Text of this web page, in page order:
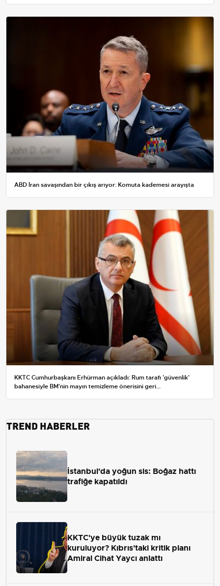
ABD İran savaşından bir çıkış arıyor: Komuta kademesi arayışta
KKTC Cumhurbaşkanı Erhürman açıkladı: Rum tarafı 'güvenlik'
bahanesiyle BM'nin mayın temizleme önerisini geri...
TREND HABERLER
İstanbul'da yoğun sis: Boğaz hattı
trafiğe kapatıldı
KKTC'ye büyük tuzak mı
kuruluyor? Kıbrıs'taki kritik planı
Amiral Cihat Yaycı anlattı